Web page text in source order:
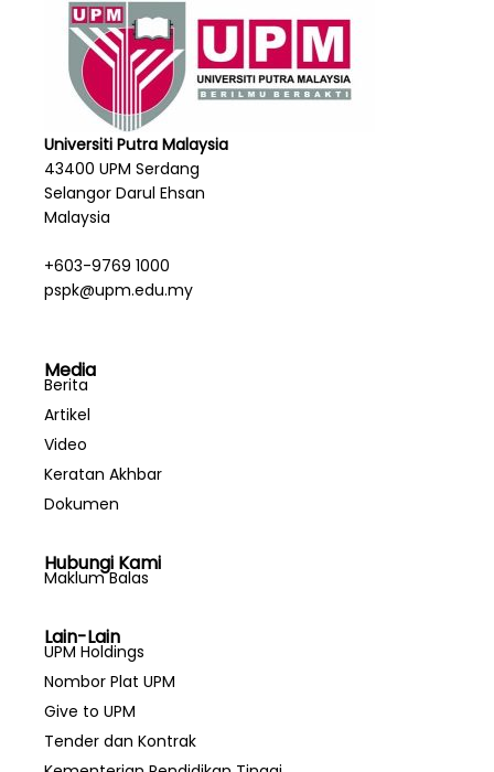
Universiti Putra Malaysia
43400 UPM Serdang
Selangor Darul Ehsan
Malaysia
+603-9769 1000
pspk@upm.edu.my
Media
Berita
Artikel
Video
Keratan Akhbar
Dokumen
Hubungi Kami
Maklum Balas
Lain-Lain
UPM Holdings
Nombor Plat UPM
Give to UPM
Tender dan Kontrak